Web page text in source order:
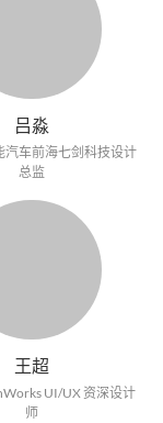
吕淼
汽车前海七剑科技设计
总监
王超
UI/UX 资深设计
师